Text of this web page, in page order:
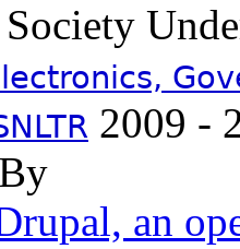
Society
2009 -